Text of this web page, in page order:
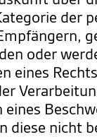
der
oder
eines
diese nicht